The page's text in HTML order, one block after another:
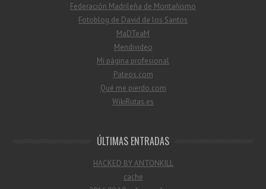
Federación Madrileña de Montañismo
Fotoblog de David de los Santos
MaDTeaM
Mendivideo
Mi página profesional
Pateos.com
Qué me pierdo.com
WikiRutas.es
ÚLTIMAS ENTRADAS
HACKED BY ANTONKILL
cache